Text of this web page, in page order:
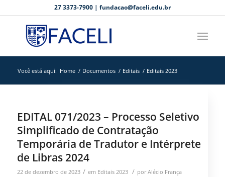
27 3373-7900 | fundacao@faceli.edu.br
Você está aqui: Home / Documentos / Editais / Editais 2023
EDITAL 071/2023 – Processo Seletivo
Simplificado de Contratação
Temporária de Tradutor e Intérprete
de Libras 2024
22 de dezembro de 2023 / em Editais 2023 / porAlécio França